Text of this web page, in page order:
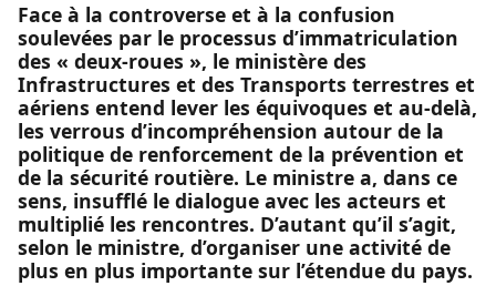
Face à la controverse et à la confusion
soulevées par le processus d’immatriculation
des « deux-roues », le ministère des
Infrastructures et des Transports terrestres et
aériens entend lever les équivoques et au-delà,
les verrous d’incompréhension autour de la
politique de renforcement de la prévention et
de la sécurité routière. Le ministre a, dans ce
sens, insufflé le dialogue avec les acteurs et
multiplié les rencontres. D’autant qu’il s’agit,
selon le ministre, d’organiser une activité de
plus en plus importante sur l’étendue du pays.